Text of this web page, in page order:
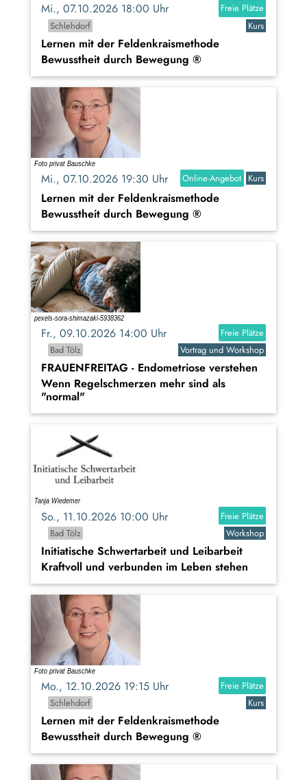
Mi., 07.10.2026 18:00 Uhr
Freie Plätze
Schlehdorf
Kurs
Lernen mit der Feldenkraismethode
Bewusstheit durch Bewegung ®
Mi., 07.10.2026 19:30 Uhr Online-Angebot Kurs
Lernen mit der Feldenkraismethode
Bewusstheit durch Bewegung ®
Fr., 09.10.2026 14:00 Uhr
Freie Plätze
Bad Tölz
Vortrag und Workshop
FRAUENFREITAG - Endometriose verstehen
Wenn Regelschmerzen mehr sind als
"normal"
So., 11.10.2026 10:00 Uhr
Freie Plätze
Bad Tölz
Workshop
Initiatische Schwertarbeit und Leibarbeit
Kraftvoll und verbunden im Leben stehen
Mo., 12.10.2026 19:15 Uhr
Freie Plätze
Schlehdorf
Kurs
Lernen mit der Feldenkraismethode
Bewusstheit durch Bewegung ®